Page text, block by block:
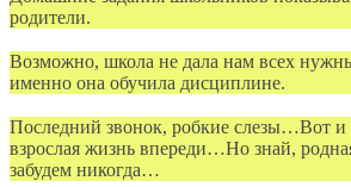
родители.
Возможно, школа не дала нам всех
именно она обучила дисциплине.
Последний звонок, робкие слезы…Вот и
взрослая жизнь впереди…Но знай,
забудем никогда…